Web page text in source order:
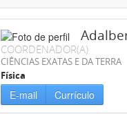
COORDENADOR(A)
CIÊNCIAS EXATAS E DA TERRA
Física
E-mail Currículo